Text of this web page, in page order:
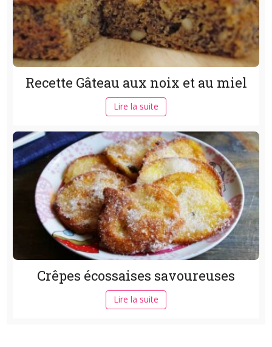
Recette Gâteau aux noix et au miel
Lire la suite
Crêpes écossaises savoureuses
Lire la suite